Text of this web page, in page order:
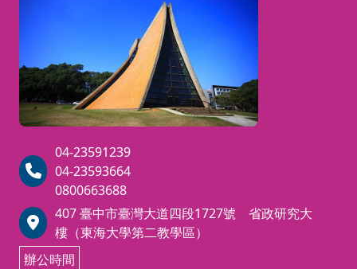
04-23591239
04-23593664
0800663688
407 臺中市臺灣大道四段1727號 省政研究大
樓（東海大學第二教學區）
辦公時間